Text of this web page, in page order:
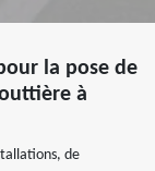
la pose de
à
de